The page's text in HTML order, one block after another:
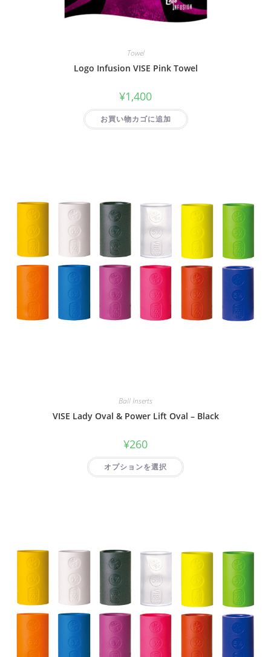
Towel
Logo Infusion VISE Pink Towel
¥1,400
お買い物カゴに追加
Ball Inserts
VISE Lady Oval & Power Lift Oval – Black
¥260
オプションを選択